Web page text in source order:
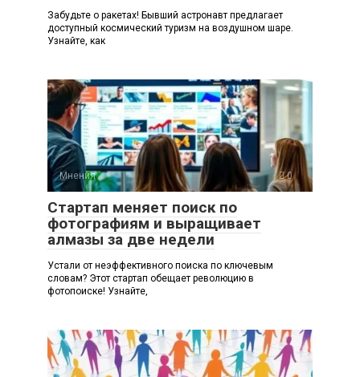
Забудьте о ракетах! Бывший астронавт предлагает
доступный космический туризм на воздушном шаре.
Узнайте, как
Мнения 0
Стартап меняет поиск по
фотографиям и выращивает
алмазы за две недели
Устали от неэффективного поиска по ключевым
словам? Этот стартап обещает революцию в
фотопоиске! Узнайте,